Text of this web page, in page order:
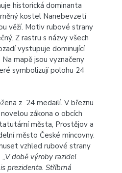
historická dominanta
kostel Nanebevzetí
věží. Motiv rubové strany
Z rastru s názvy všech
vystupuje dominující
mapě jsou vyznačeny
symbolizují polohu 24
z 24 medailí. V březnu
zákona o obcích
města, Prostějov a
město České mincovny.
vzhled rubové strany
„V době výroby razidel
prezidenta. Stříbrná